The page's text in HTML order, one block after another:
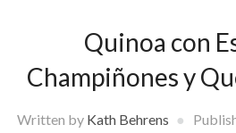
Quinoa con
Champiñones y
Written by Kath Behrens